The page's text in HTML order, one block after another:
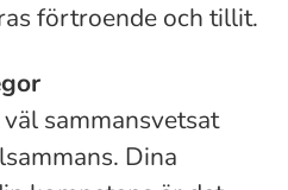
förtroende och tillit.
sammansvetsat
Dina